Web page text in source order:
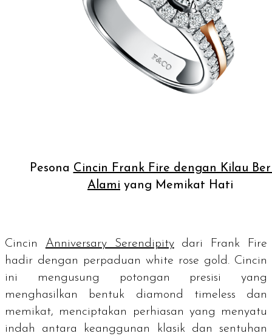
Pesona Cincin Frank Fire dengan Kilau
Alami yang Memikat Hati
Cincin Anniversary Serendipitydari Frank Fire
hadir dengan perpaduan white rose gold . Cincin
ini mengusung potongan presisi yang
menghasilkan bentuk diamond timeless dan
memikat, menciptakan perhiasan yang menyatu
indah antara keanggunan klasik dan sentuhan